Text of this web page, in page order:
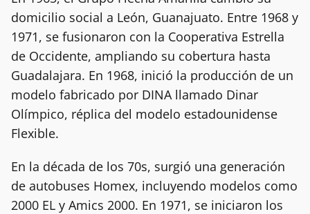
domicilio social a León, Guanajuato. Entre 1968 y
1971, se fusionaron con la Cooperativa Estrella
de Occidente, ampliando su cobertura hasta
Guadalajara. En 1968, inició la producción de un
modelo fabricado por DINA llamado Dinar
Olímpico, réplica del modelo estadounidense
Flexible.
En la década de los 70s, surgió una generación
de autobuses Homex, incluyendo modelos como
2000 EL y Amics 2000. En 1971, se iniciaron los